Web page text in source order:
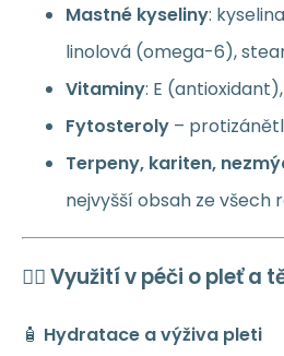
Mastné kyseliny:
linolová (omega-6),
Vitaminy: E
Fytosteroly –
Terpeny, kariten,
nejvyšší obsah ze všech
💆‍♀️ Využití v péči o pleť a
🧴 Hydratace a výživa pleti